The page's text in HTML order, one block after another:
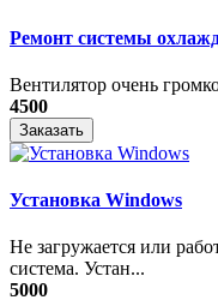
Ремонт системы
Вентилятор очень
4500
Заказать
Установка Windows
Не загружается или
система. Устан...
5000